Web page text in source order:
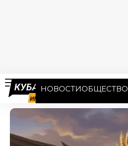
НОВОСТИОБЩЕСТВО